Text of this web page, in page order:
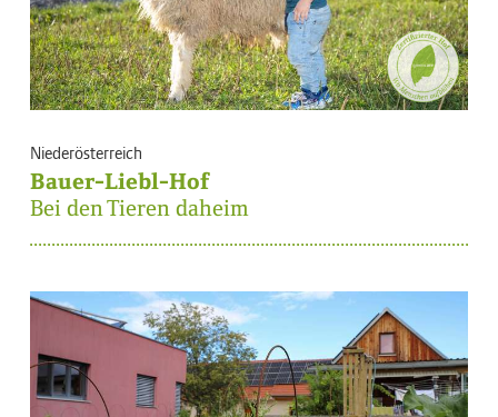
Niederösterreich
Bauer-Liebl-Hof
Bei den Tieren daheim